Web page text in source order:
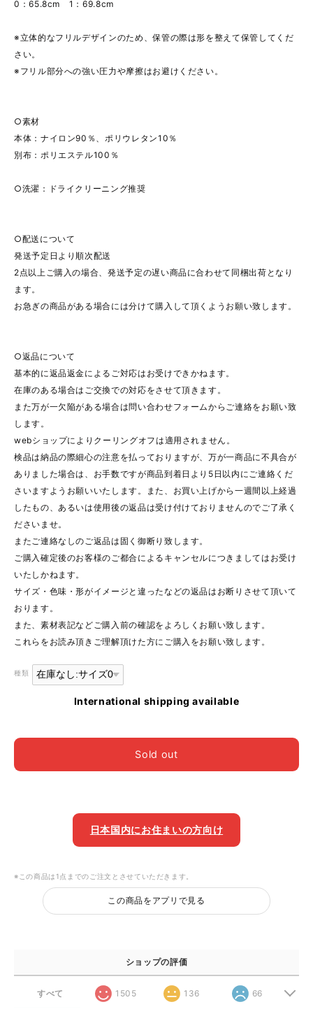
0：65.8cm 1：69.8cm
※立体的なフリルデザインのため、保管の際は形を整えて保管してくだ
さい。
※フリル部分への強い圧力や摩擦はお避けください。
○素材
本体：ナイロン90％、ポリウレタン10％
別布：ポリエステル100％
○洗濯：ドライクリーニング推奨
○配送について
発送予定日より順次配送
2点以上ご購入の場合、発送予定の遅い商品に合わせて同梱出荷となり
ます。
お急ぎの商品がある場合には分けて購入して頂くようお願い致します。
○返品について
基本的に返品返金によるご対応はお受けできかねます。
在庫のある場合はご交換での対応をさせて頂きます。
また万が一欠陥がある場合は問い合わせフォームからご連絡をお願い致
します。
webショップによりクーリングオフは適用されません。
検品は納品の際細心の注意を払っておりますが、万が一商品に不具合が
ありました場合は、お手数ですが商品到着日より5日以内にご連絡くだ
さいますようお願いいたします。また、お買い上げから一週間以上経過
したもの、あるいは使用後の返品は受け付けておりませんのでご了承く
ださいませ。
またご連絡なしのご返品は固く御断り致します。
ご購入確定後のお客様のご都合によるキャンセルにつきましてはお受け
いたしかねます。
サイズ・色味・形がイメージと違ったなどの返品はお断りさせて頂いて
おります。
また、素材表記などご購入前の確認をよろしくお願い致します。
これらをお読み頂きご理解頂けた方にご購入をお願い致します。
種類
International shipping available
Sold out
日本国内にお住まいの方向け
※この商品は1点までのご注文とさせていただきます。
この商品をアプリで見る
ショップの評価
すべて 1505 136 66